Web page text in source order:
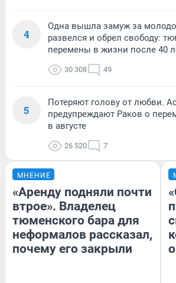
4
Одна вышла замуж за
развелся и обрел свободу:
перемены в жизни после 40
30 308 49
5
Потеряют голову от любви.
предупреждают Раков о
в августе
26 520 7
МНЕНИЕ
«Аренду подняли почти
втрое». Владелец
тюменского бара для
неформалов рассказал,
почему его закрыли